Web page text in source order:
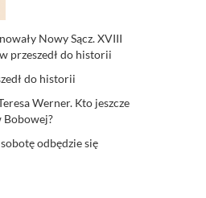
Nowy Sącz. XVIII
przeszedł do historii
do historii
Werner. Kto jeszcze
Bobowej?
odbędzie się